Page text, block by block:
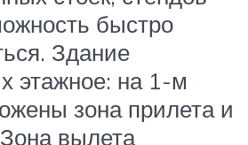
быстро
Здание
этажное: на 1-м
зона прилета и
вылета